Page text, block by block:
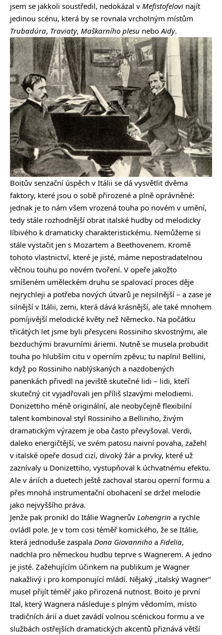
jsem se jakkoli soustředil, nedokázal v Mefistofelovi najít
jedinou scénu, která by se rovnala vrcholným místům
Trubadúra, Traviaty, Maškarního plesu nebo Aidy.
Boitův senzační úspěch v Itálii se dá vysvětlit dvěma
faktory, které jsou o sobě přirozené a plně oprávněné:
jednak je to nám všem vrozená touha po novém v umění,
tedy stále rozhodnější obrat italské hudby od melodicky
líbivého k dramaticky charakteristickému. Nemůžeme si
stále vystačit jen s Mozartem a Beethovenem. Kromě
tohoto vlastnictví, které je jisté, máme nepostradatelnou
věčnou touhu po novém tvoření. V opeře jakožto
smíšeném uměleckém druhu se spalovací proces děje
nejrychleji a potřeba nových útvarů je nejsilnější – a zase je
silnější v Itálii, zemi, která dává krásnější, ale také mnohem
pomíjivější melodické květy než Německo. Na počátku
třicátých let jsme byli přesyceni Rossiniho skvostnými, ale
bezduchými bravurními áriemi. Nutně se musela probudit
touha po hlubším citu v operním zpěvu; tu naplnil Bellini,
když po Rossiniho nablýskaných a nazdobených
panenkách přivedl na jeviště skutečné lidi – lidi, kteří
skutečný cit vyjadřovali jen příliš slzavými melodiemi.
Donizettiho méně originální, ale neobyčejně flexibilní
talent kombinoval styl Rossiniho a Belliniho, živým
dramatickým výrazem je oba často převyšoval. Verdi,
daleko energičtější, ve svém patosu naivní povaha, zažehl
v italské opeře dosud cizí, divoký žár a prvky, které už
zaznívaly u Donizettiho, vystupňoval k úchvatnému efektu.
Ale v áriích a duetech ještě zachoval starou operní formu a
přes mnohá instrumentační obohacení se držel melodie
jako nejvyššího práva.
Jenže pak pronikl do Itálie Wagnerův Lohengrin a rychle
ovládl pole. Je v tom cosi téměř komického, že se Itálie,
která jednoduše zaspala Dona Giovanniho a Fidelia,
nadchla pro německou hudbu teprve s Wagnerem. A jedno
je jisté. Zažehujícím účinkem na publikum je Wagner
nakažlivý i pro komponující mládí. Nějaký „italský Wagner“
musel přijít téměř jako přirozená nutnost. Boito je první
Ital, který Wagnera následuje s plným vědomím, místo
tradičních árií a duet zavádí volnou scénickou formu a ve
službách ostřejších dramatických akcentů přiznává větší